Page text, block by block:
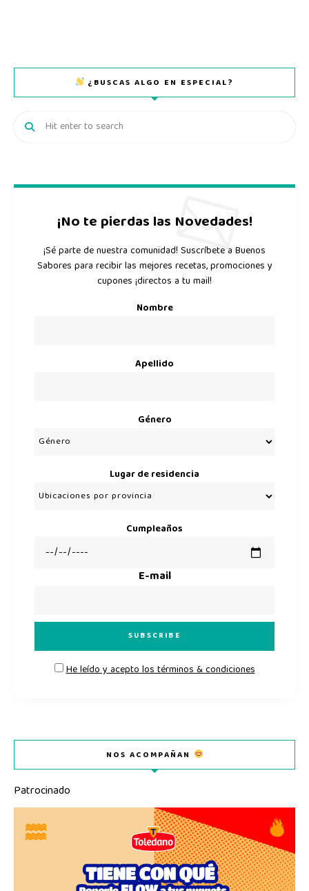
¿BUSCAS ALGO EN ESPECIAL?
¡No te pierdas las Novedades!
¡Sé parte de nuestra comunidad! Suscríbete a Buenos
Sabores para recibir las mejores recetas, promociones y
cupones ¡directos a tu mail!
Nombre
Apellido
Género
Lugar de residencia
Cumpleaños
E-mail
He leído y acepto los términos & condiciones
NOS ACOMPAÑAN
Patrocinado